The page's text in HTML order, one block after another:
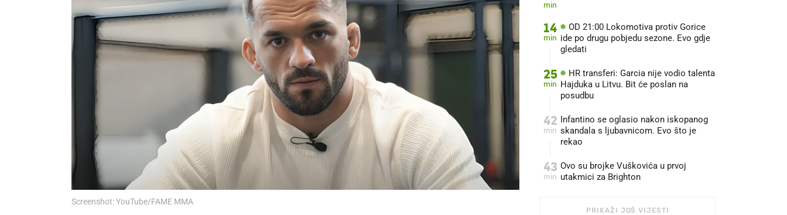
Screenshot: YouTube/FAME MMA
min
14
min
OD 21:00 Lokomotiva protiv Gorice
ide po drugu pobjedu sezone. Evo gdje
gledati
25
min
HR transferi: Garcia nije vodio talenta
Hajduka u Litvu. Bit će poslan na
posudbu
42
min
Infantino se oglasio nakon iskopanog
skandala s ljubavnicom. Evo što je
rekao
43
min
Ovo su brojke Vuškovića u prvoj
utakmici za Brighton
PRIKAŽI JOŠ VIJESTI